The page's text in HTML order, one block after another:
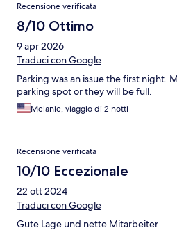
Recensione verificata
8/10 Ottimo
9 apr 2026
Traduci con Google
Parking was an issue the first night.
parking spot or they will be full.
Melanie, viaggio di 2 notti
Recensione verificata
10/10 Eccezionale
22 ott 2024
Traduci con Google
Gute Lage und nette Mitarbeiter